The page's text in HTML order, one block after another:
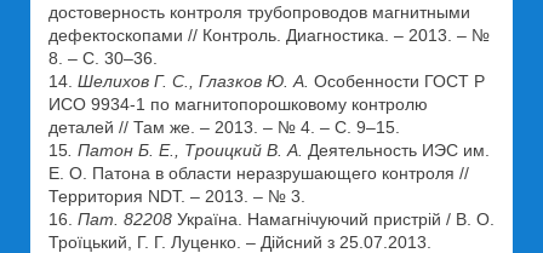
достоверность контроля трубопроводов магнитными
дефектоскопами // Контроль. Диагностика. – 2013. – №
8. – С. 30–36.
14. Шелихов Г. С., Глазков Ю. А. Особенности ГОСТ Р
ИСО 9934-1 по магнитопорошковому контролю
деталей // Там же. – 2013. – № 4. – С. 9–15.
15 . Патон Б. Е., Троицкий В. А. Деятельность ИЭС им.
Е. О. Патона в области неразрушающего контроля //
Территория NDT. – 2013. – № 3.
16. Пат. 82208 Україна. Намагнічуючий пристрій / В. О.
Троїцький, Г. Г. Луценко. – Дійсний з 25.07.2013.